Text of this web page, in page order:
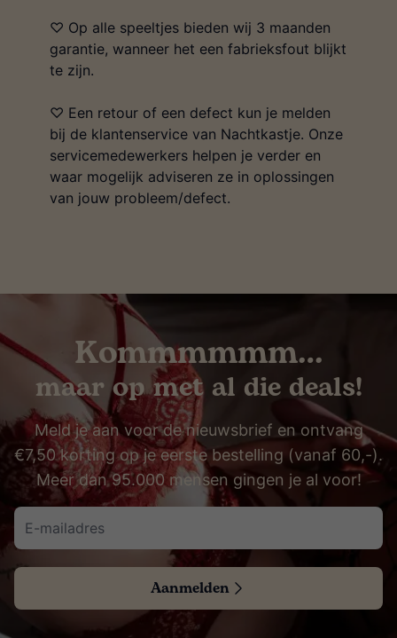
♡ Op alle speeltjes bieden wij 3 maanden
garantie, wanneer het een fabrieksfout blijkt
te zijn.
♡ Een retour of een defect kun je melden
bij de klantenservice van Nachtkastje. Onze
servicemedewerkers helpen je verder en
waar mogelijk adviseren ze in oplossingen
van jouw probleem/defect.
Kommmmmm…
maar op met al die deals!
Meld je aan voor de nieuwsbrief en ontvang
€7,50 korting op je eerste bestelling (vanaf 60,-).
Meer dan 95.000 mensen gingen je al voor!
Aanmelden